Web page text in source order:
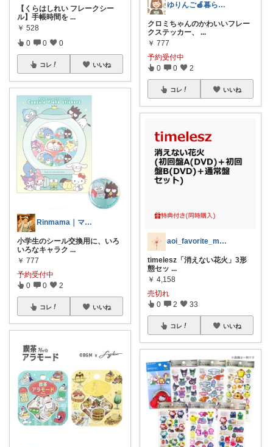
【くらはしれい フレークシー
ル】手帳時間を ...
￥ 528
0 0 0
コレ いいね
Rinmama｜ママのお助けアイテム
小学生のシール交換用に、いろ
いろなキャラク ...
￥ 777
予約受付中
0 0 2
コレ いいね
ゆりんご🍎暮らしにまつわるおすすめ品
クロミちゃんのかわいいフレー
クステッカー、
...
￥ 777
予約受付中
0 0 2
コレ いいね
aoi_favorite_memo
timelesz「消えない花火」3形
態セッ ...
￥ 4,158
売切れ
0 2 33
コレ いいね